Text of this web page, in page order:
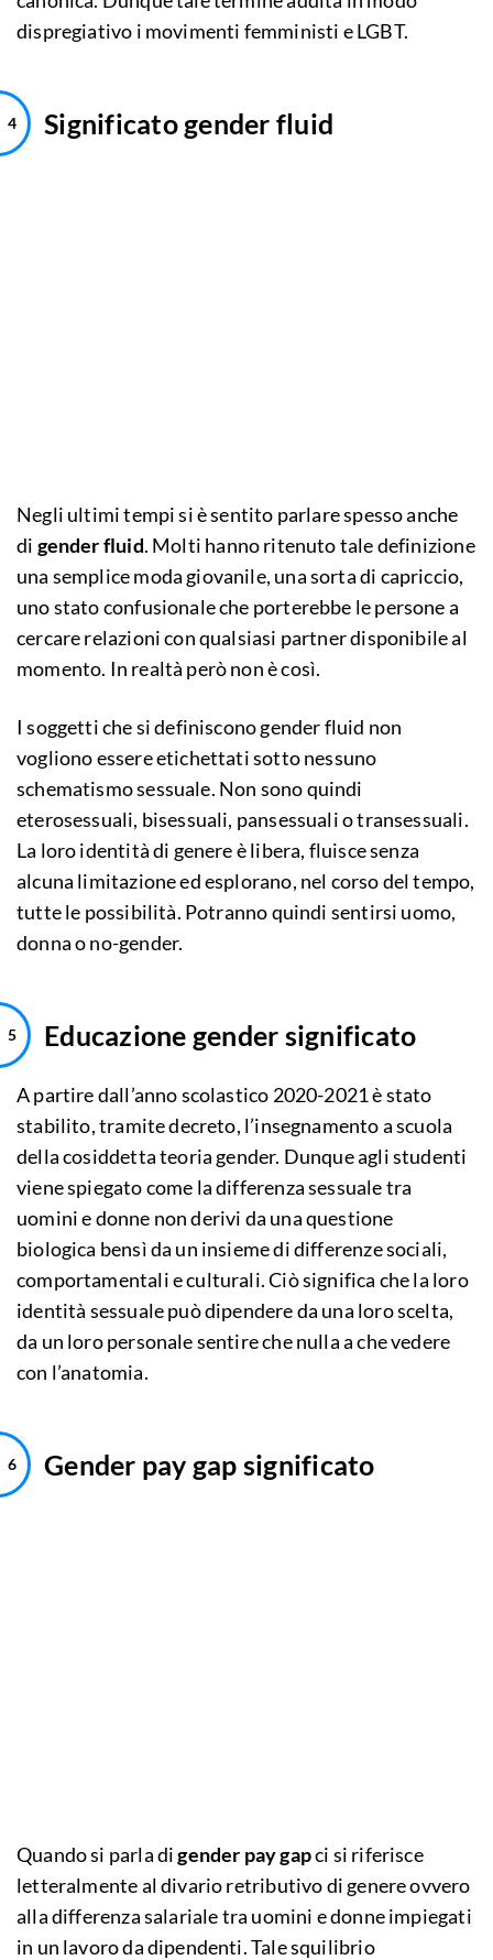
dispregiativo i movimenti femministi e LGBT.
Significato gender fluid
Negli ultimi tempi si è sentito parlare spesso anche
di gender fluid. Molti hanno ritenuto tale definizione
una semplice moda giovanile, una sorta di capriccio,
uno stato confusionale che porterebbe le persone a
cercare relazioni con qualsiasi partner disponibile al
momento. In realtà però non è così.
I soggetti che si definiscono gender fluid non
vogliono essere etichettati sotto nessuno
schematismo sessuale. Non sono quindi
eterosessuali, bisessuali, pansessuali o transessuali.
La loro identità di genere è libera, fluisce senza
alcuna limitazione ed esplorano, nel corso del tempo,
tutte le possibilità. Potranno quindi sentirsi uomo,
donna o no-gender.
Educazione gender significato
A partire dall’anno scolastico 2020-2021 è stato
stabilito, tramite decreto, l’insegnamento a scuola
della cosiddetta teoria gender. Dunque agli studenti
viene spiegato come la differenza sessuale tra
uomini e donne non derivi da una questione
biologica bensì da un insieme di differenze sociali,
comportamentali e culturali. Ciò significa che la loro
identità sessuale può dipendere da una loro scelta,
da un loro personale sentire che nulla a che vedere
con l’anatomia.
Gender pay gap significato
Quando si parla digender pay gapci si riferisce
letteralmente al divario retributivo di genere ovvero
alla differenza salariale tra uomini e donne impiegati
in un lavoro da dipendenti. Tale squilibrio